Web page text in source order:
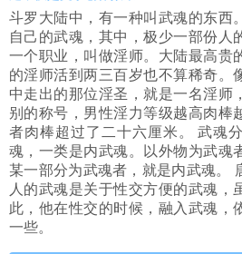
斗罗大陆中，有一种叫武魂的东西
自己的武魂，其中，极少一部份人
一个职业，叫做淫师。大陆最高贵
的淫师活到两三百岁也不算稀奇。
中走出的那位淫圣，就是一名淫师
别的称号，男性淫力等级越高肉棒
者肉棒超过了二十六厘米。 武魂
魂，一类是内武魂。以外物为武魂
某一部分为武魂者，就是内武魂。
人的武魂是关于性交方便的武魂，
此，他在性交的时候，融入武魂，
一些。